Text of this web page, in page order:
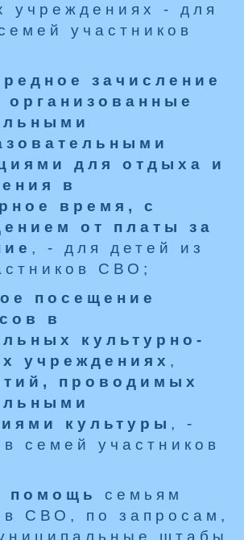
учреждениях - для
участников
зачисление
организованные
для отдыха и
в
время, с
от платы за
, - для детей из
СВО;
посещение
в
культурно-
учреждениях ,
проводимых
культуры , -
семей участников
помощь
семьям
СВО, по запросам,
штабы